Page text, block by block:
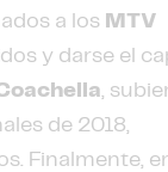
a los MTV
y darse el
,
de 2018,
Finalmente,